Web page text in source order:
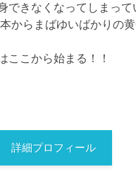
できなくなってしまって
からまばゆいばかりの
ここから始まる！！
詳細プロフィール